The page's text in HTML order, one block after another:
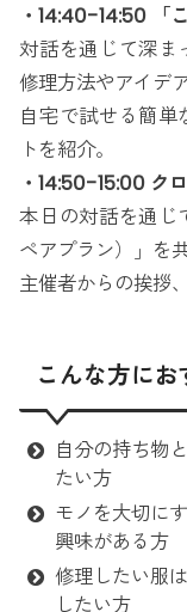
・14:40-14:50 「
対話を通じて深ま
修理方法やアイデ
自宅で試せる簡
トを紹介。
・14:50-15:00 ク
本日の対話を通じ
ペアプラン）」を共
主催者からの挨拶
こんな方にお
自分の持ち物
たい方
モノを大切に
興味がある方
修理したい服
したい方